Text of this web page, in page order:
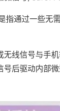
指通过一些无
线信号与手
后驱动内部